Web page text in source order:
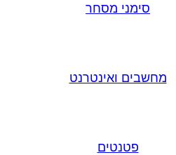
סימני מסחר
מחשבים ואינטרנט
פטנטים